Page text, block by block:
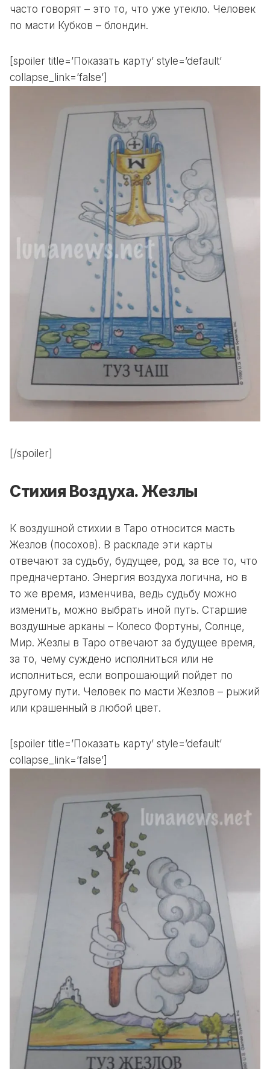
часто говорят – это то, что уже утекло. Человек
по масти Кубков – блондин.
[spoiler title=’Показать карту’ style=’default’
collapse_link=’false’]
[/spoiler]
Стихия Воздуха. Жезлы
К воздушной стихии в Таро относится масть
Жезлов (посохов). В раскладе эти карты
отвечают за судьбу, будущее, род, за все то, что
предначертано. Энергия воздуха логична, но в
то же время, изменчива, ведь судьбу можно
изменить, можно выбрать иной путь. Старшие
воздушные арканы – Колесо Фортуны, Солнце,
Мир. Жезлы в Таро отвечают за будущее время,
за то, чему суждено исполниться или не
исполниться, если вопрошающий пойдет по
другому пути. Человек по масти Жезлов – рыжий
или крашенный в любой цвет.
[spoiler title=’Показать карту’ style=’default’
collapse_link=’false’]